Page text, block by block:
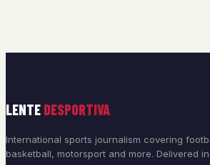
LENTE DESPORTIVA
International sports journalism covering
basketball, motorsport and more. Delivered